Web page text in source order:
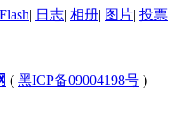
Flash| 日志| 相册| 图片| 投票|
( 黑ICP备09004198号 )